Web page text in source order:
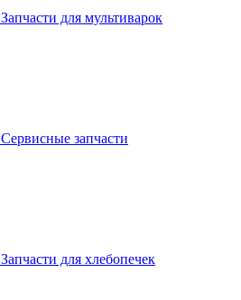
Запчасти для мультиварок
Сервисные запчасти
Запчасти для хлебопечек